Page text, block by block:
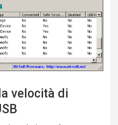
velocità di